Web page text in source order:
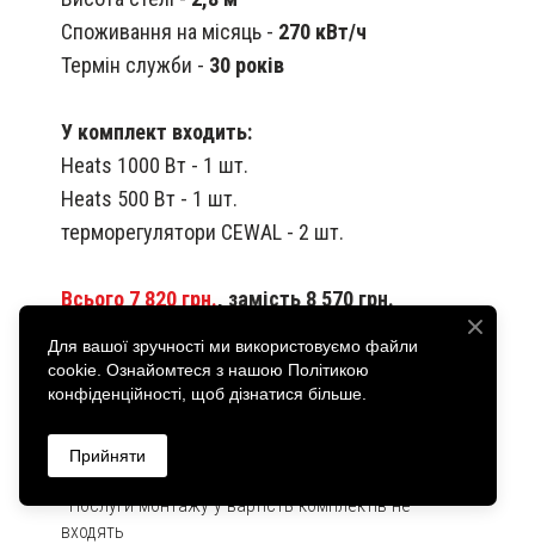
Споживання на місяць - 270 кВт/ч
Термін служби - 30 років
У комплект входить:
Heats 1000 Вт - 1 шт.
Heats 500 Вт - 1 шт.
терморегулятори CEWAL - 2 шт.
Всього 7 820 грн., замість 8 570 грн.
*Послуги монтажу у вартість комплектів не
входять
Для вашої зручності ми використовуємо файли
cookie. Ознайомтеся з нашою Політикою
конфіденційності, щоб дізнатися більше.
Прийняти